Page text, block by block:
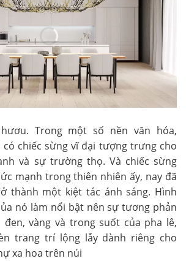
Trong một số nền văn hóa,
chiếc sừng vĩ đại tượng trưng cho
và sự trường thọ. Và chiếc sừng
mạnh trong thiên nhiên ấy, nay đã
thành một kiệt tác ánh sáng. Hình
nó làm nổi bật nên sự tương phản
vàng và trong suốt của pha lê,
trang trí lộng lẫy dành riêng cho
xa hoa trên núi